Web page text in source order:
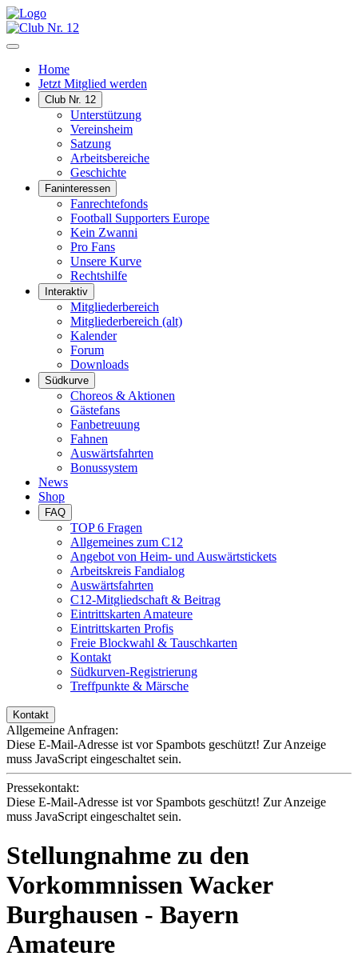
Home
Jetzt Mitglied werden
Club Nr. 12
Unterstützung
Vereinsheim
Satzung
Arbeitsbereiche
Geschichte
Faninteressen
Fanrechtefonds
Football Supporters Europe
Kein Zwanni
Pro Fans
Unsere Kurve
Rechtshilfe
Interaktiv
Mitgliederbereich
Mitgliederbereich (alt)
Kalender
Forum
Downloads
Südkurve
Choreos & Aktionen
Gästefans
Fanbetreuung
Fahnen
Auswärtsfahrten
Bonussystem
News
Shop
FAQ
TOP 6 Fragen
Allgemeines zum C12
Angebot von Heim- und Auswärtstickets
Arbeitskreis Fandialog
Auswärtsfahrten
C12-Mitgliedschaft & Beitrag
Eintrittskarten Amateure
Eintrittskarten Profis
Freie Blockwahl & Tauschkarten
Kontakt
Südkurven-Registrierung
Treffpunkte & Märsche
Kontakt
Allgemeine Anfragen:
Diese E-Mail-Adresse ist vor Spambots geschützt! Zur Anzeige
muss JavaScript eingeschaltet sein.
Pressekontakt:
Diese E-Mail-Adresse ist vor Spambots geschützt! Zur Anzeige
muss JavaScript eingeschaltet sein.
Stellungnahme zu den
Vorkommnissen Wacker
Burghausen - Bayern
Amateure